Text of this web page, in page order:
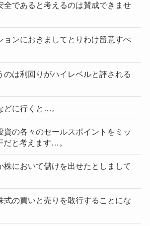
全であると考えるのは賛成できませ
ョンにおきましてとりわけ留意すべ
のは利回りがハイレベルと評される
どに行くと…。
資の各々のセールスポイントをミッ
だと考えます…。
株において儲けを出せたとしまして
式の買いと売りを敢行することにな